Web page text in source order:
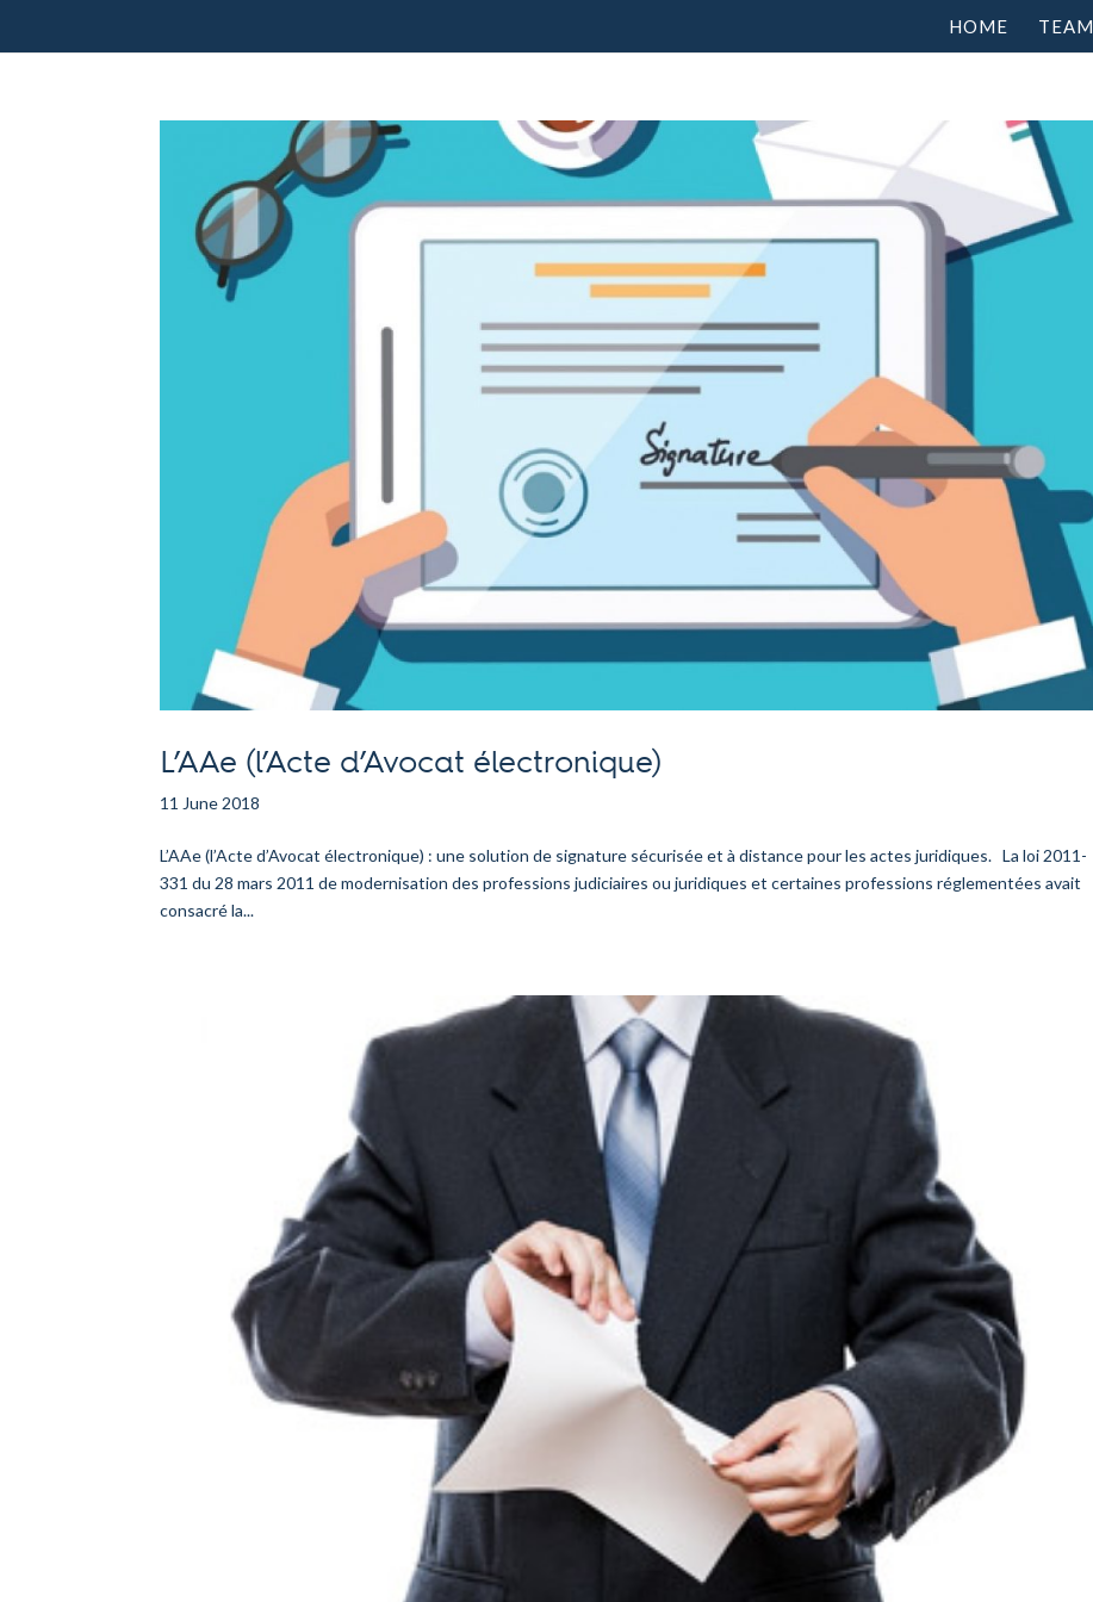
HOME TEAM
L’AAe (l’Acte d’Avocat électronique)
11 June 2018
L’AAe (l’Acte d’Avocat électronique) : une solution de signature sécurisée et à distance pour les actes juridiques. La loi 2011-
331 du 28 mars 2011 de modernisation des professions judiciaires ou juridiques et certaines professions réglementées avait
consacré la...